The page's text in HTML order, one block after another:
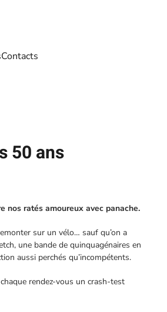
Contacts
50 ans
nos ratés amoureux avec panache.
sur un vélo… sauf qu’on a
une bande de quinquagénaires en
aussi perchés qu’incompétents.
rendez-vous un crash-test